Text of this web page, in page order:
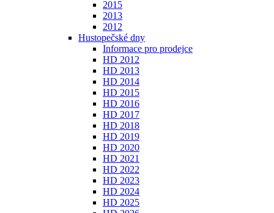
2015
2013
2012
Hustopečské dny
Informace pro prodejce
HD 2012
HD 2013
HD 2014
HD 2015
HD 2016
HD 2017
HD 2018
HD 2019
HD 2020
HD 2021
HD 2022
HD 2023
HD 2024
HD 2025